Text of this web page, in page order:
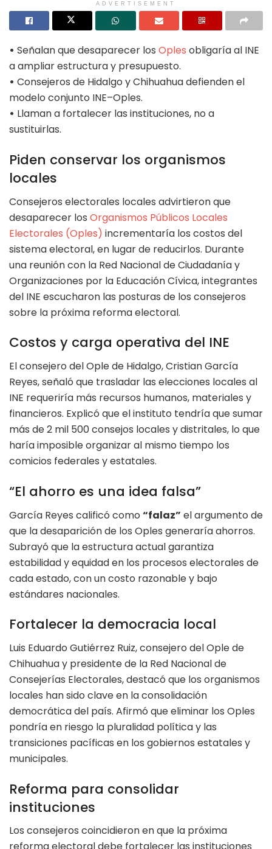
ADVERTISEMENT
• Señalan que desaparecer los Oples obligaría al INE
a ampliar estructura y presupuesto.
• Consejeros de Hidalgo y Chihuahua defienden el
modelo conjunto INE–Oples.
• Llaman a fortalecer las instituciones, no a
sustituirlas.
Piden conservar los organismos
locales
Consejeros electorales locales advirtieron que
desaparecer los Organismos Públicos Locales
Electorales (Oples) incrementaría los costos del
sistema electoral, en lugar de reducirlos. Durante
una reunión con la Red Nacional de Ciudadanía y
Organizaciones por la Educación Cívica, integrantes
del INE escucharon las posturas de los consejeros
sobre la próxima reforma electoral.
Costos y carga operativa del INE
El consejero del Ople de Hidalgo, Cristian García
Reyes, señaló que trasladar las elecciones locales al
INE requeriría más recursos humanos, materiales y
financieros. Explicó que el instituto tendría que sumar
más de 2 mil 500 consejos locales y distritales, lo que
haría imposible organizar al mismo tiempo los
comicios federales y estatales.
“El ahorro es una idea falsa”
García Reyes calificó como “falaz” el argumento de
que la desaparición de los Oples generaría ahorros.
Subrayó que la estructura actual garantiza
estabilidad y equidad en los procesos electorales de
cada estado, con un costo razonable y bajo
estándares nacionales.
Fortalecer la democracia local
Luis Eduardo Gutiérrez Ruiz, consejero del Ople de
Chihuahua y presidente de la Red Nacional de
Consejerías Electorales, destacó que los organismos
locales han sido clave en la consolidación
democrática del país. Afirmó que eliminar los Oples
pondría en riesgo la pluralidad política y las
transiciones pacíficas en los gobiernos estatales y
municipales.
Reforma para consolidar
instituciones
Los consejeros coincidieron en que la próxima